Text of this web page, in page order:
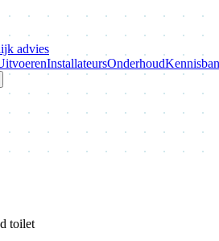
advies
InstallateursOnderhoud
toilet